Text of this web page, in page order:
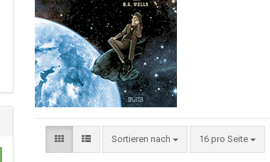
Sortieren nach 16 pro Seite